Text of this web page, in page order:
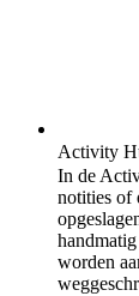
Activity
In de
notities of
worden